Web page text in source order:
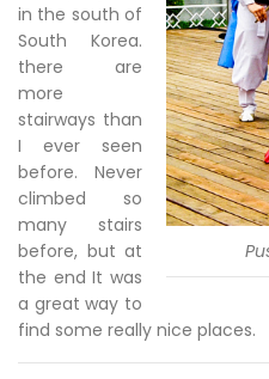
in the south of
South Korea.
there are
more
stairways than
I ever seen
before. Never
climbed so
many stairs
before, but at
the end It was
a great way to
find some really nice places.